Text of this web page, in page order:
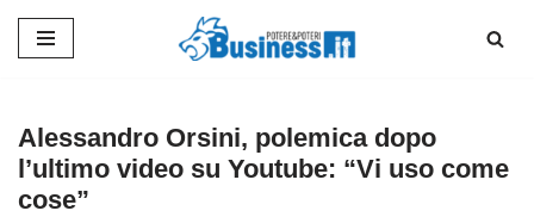
contenuto
Alessandro Orsini, polemica dopo
l’ultimo video su Youtube: “Vi uso come
cose”